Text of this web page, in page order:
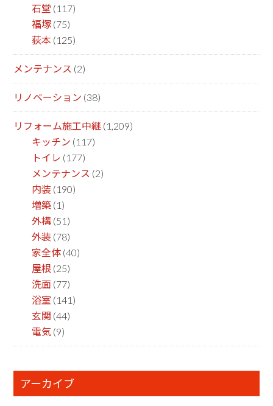
石堂 (117)
福塚 (75)
荻本 (125)
メンテナンス (2)
リノベーション (38)
リフォーム施工中継 (1,209)
キッチン (117)
トイレ (177)
メンテナンス (2)
内装 (190)
増築 (1)
外構 (51)
外装 (78)
家全体 (40)
屋根 (25)
洗面 (77)
浴室 (141)
玄関 (44)
電気 (9)
アーカイブ